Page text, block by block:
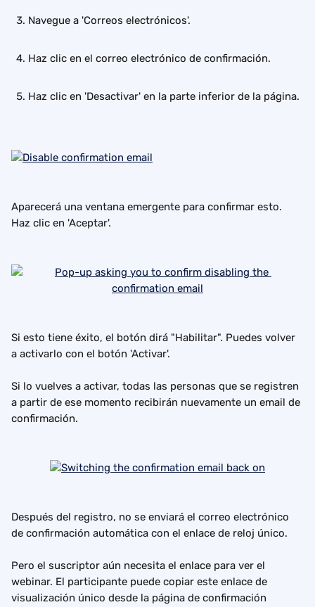
Navegue a 'Correos electrónicos'.
Haz clic en el correo electrónico de confirmación.
Haz clic en 'Desactivar' en la parte inferior de la página.
Aparecerá una ventana emergente para confirmar esto.
Haz clic en 'Aceptar'.
Si esto tiene éxito, el botón dirá "Habilitar". Puedes volver
a activarlo con el botón 'Activar'.
Si lo vuelves a activar, todas las personas que se registren
a partir de ese momento recibirán nuevamente un email de
confirmación.
Después del registro, no se enviará el correo electrónico
de confirmación automática con el enlace de reloj único.
Pero el suscriptor aún necesita el enlace para ver el
webinar. El participante puede copiar este enlace de
visualización único desde la página de confirmación